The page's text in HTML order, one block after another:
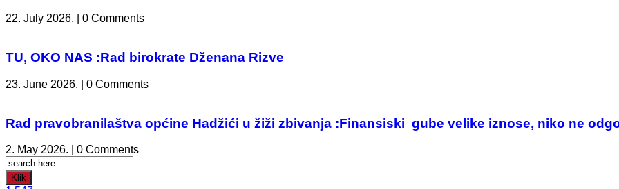
22. July 2026. | 0 Comments
TU, OKO NAS :Rad birokrate Dženana Rizve
23. June 2026. | 0 Comments
Rad pravobranilaštva općine Hadžići u žiži zbivanja :Finansiski gube velike iznose, niko ne
2. May 2026. | 0 Comments
Klik